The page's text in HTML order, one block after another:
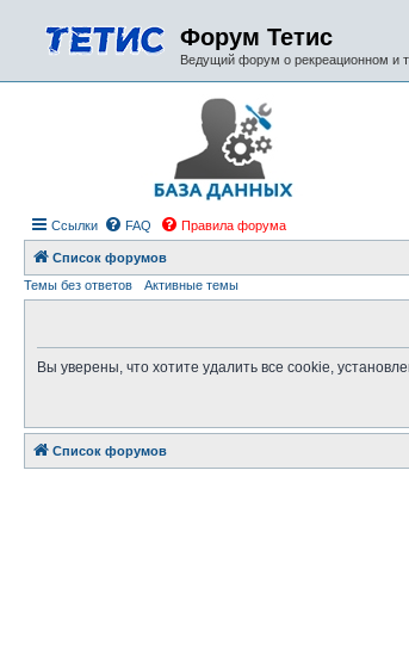
Форум Тетис
Ведущий форум о рекреационном и
Ссылки FAQ Правила форума
Список форумов
Темы без ответов
Активные темы
Вы уверены, что хотите удалить все cookie,
Список форумов